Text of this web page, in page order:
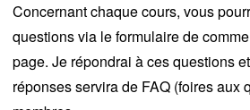
Concernant chaque cours, vous
questions via le formulaire de
page. Je répondrai à ces questions
réponses servira de FAQ (foires aux